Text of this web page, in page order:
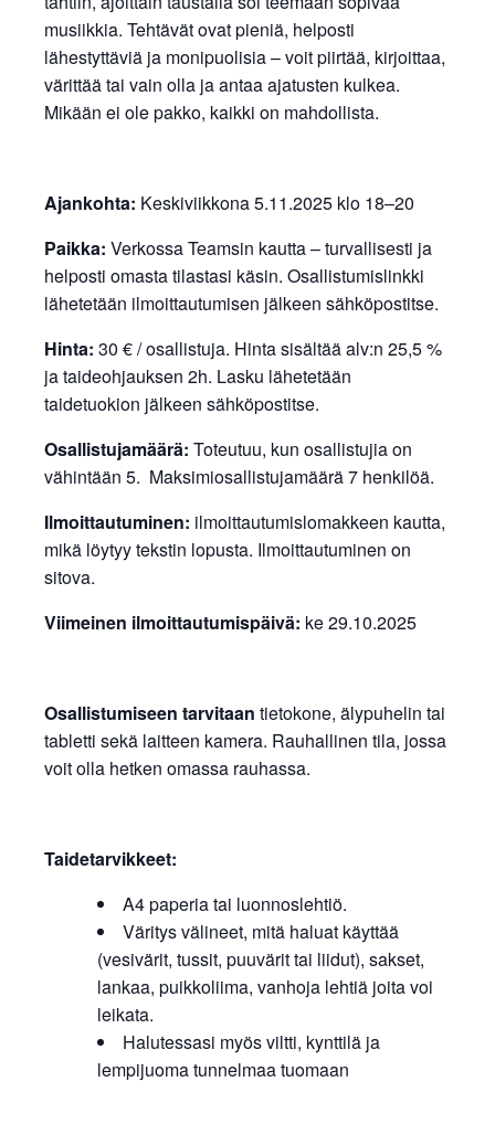
musiikkia. Tehtävät ovat pieniä, helposti
lähestyttäviä ja monipuolisia – voit piirtää, kirjoittaa,
värittää tai vain olla ja antaa ajatusten kulkea.
Mikään ei ole pakko, kaikki on mahdollista.
Ajankohta: Keskiviikkona 5.11.2025 klo 18–20
Paikka: Verkossa Teamsin kautta – turvallisesti ja
helposti omasta tilastasi käsin. Osallistumislinkki
lähetetään ilmoittautumisen jälkeen sähköpostitse.
Hinta: 30 € / osallistuja. Hinta sisältää alv:n 25,5 %
ja taideohjauksen 2h. Lasku lähetetään
taidetuokion jälkeen sähköpostitse.
Osallistujamäärä: Toteutuu, kun osallistujia on
vähintään 5. Maksimiosallistujamäärä 7 henkilöä.
Ilmoittautuminen: ilmoittautumislomakkeen kautta,
mikä löytyy tekstin lopusta. Ilmoittautuminen on
sitova.
Viimeinen ilmoittautumispäivä: ke 29.10.2025
Osallistumiseen tarvitaan tietokone, älypuhelin tai
tabletti sekä laitteen kamera. Rauhallinen tila, jossa
voit olla hetken omassa rauhassa.
Taidetarvikkeet:
A4 paperia tai luonnoslehtiö.
Väritys välineet, mitä haluat käyttää
(vesivärit, tussit, puuvärit tai liidut), sakset,
lankaa, puikkoliima, vanhoja lehtiä joita voi
leikata.
Halutessasi myös viltti, kynttilä ja
lempijuoma tunnelmaa tuomaan